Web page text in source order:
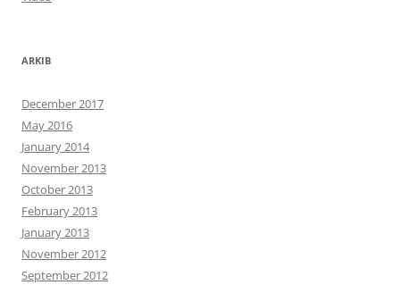
ARKIB
December 2017
May 2016
January 2014
November 2013
October 2013
February 2013
January 2013
November 2012
September 2012